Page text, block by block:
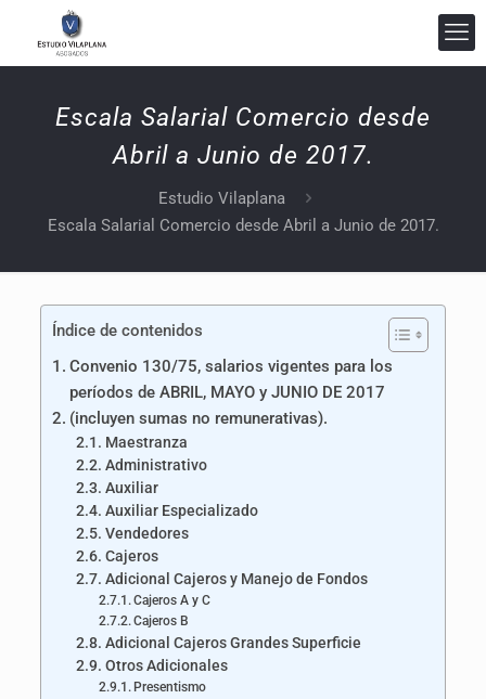
Escala Salarial Comercio desde
Abril a Junio de 2017.
Estudio Vilaplana
Escala Salarial Comercio desde Abril a Junio de 2017.
Índice de contenidos
Convenio 130/75, salarios vigentes para los
períodos de ABRIL, MAYO y JUNIO DE 2017
(incluyen sumas no remunerativas).
Maestranza
Administrativo
Auxiliar
Auxiliar Especializado
Vendedores
Cajeros
Adicional Cajeros y Manejo de Fondos
Cajeros A y C
Cajeros B
Adicional Cajeros Grandes Superficie
Otros Adicionales
Presentismo
Estudio Vilaplana Abogados
En línea